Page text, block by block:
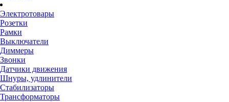
Электротовары
Розетки
Рамки
Выключатели
Диммеры
Звонки
Датчики движения
Шнуры, удлинители
Стабилизаторы
Трансформаторы